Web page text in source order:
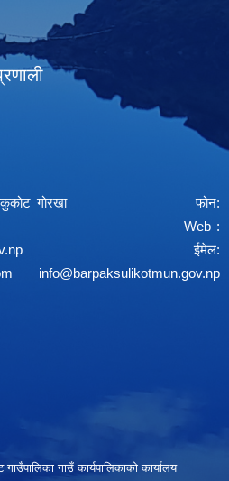
ताकुकोट गोरखा फोन:
Web :
ईमेल:
info@barpaksulikotmun.gov.np
गाउँ कार्यपालिकाको कार्यालय